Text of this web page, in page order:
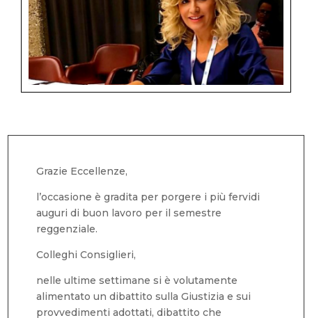
Grazie Eccellenze,
l’occasione è gradita per porgere i più fervidi
auguri di buon lavoro per il semestre
reggenziale.
Colleghi Consiglieri,
nelle ultime settimane si è volutamente
alimentato un dibattito sulla Giustizia e sui
provvedimenti adottati, dibattito che